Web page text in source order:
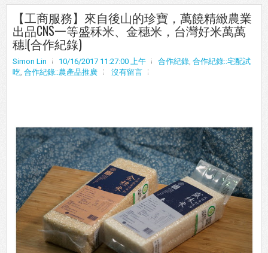
【工商服務】來自後山的珍寶，萬饒精緻農業
出品CNS一等盛秝米、金穗米，台灣好米萬萬
穗!(合作紀錄)
Simon Lin 10/16/2017 11:27:00 上午 合作紀錄, 合作紀錄::宅配試
吃, 合作紀錄::農產品推廣 沒有留言